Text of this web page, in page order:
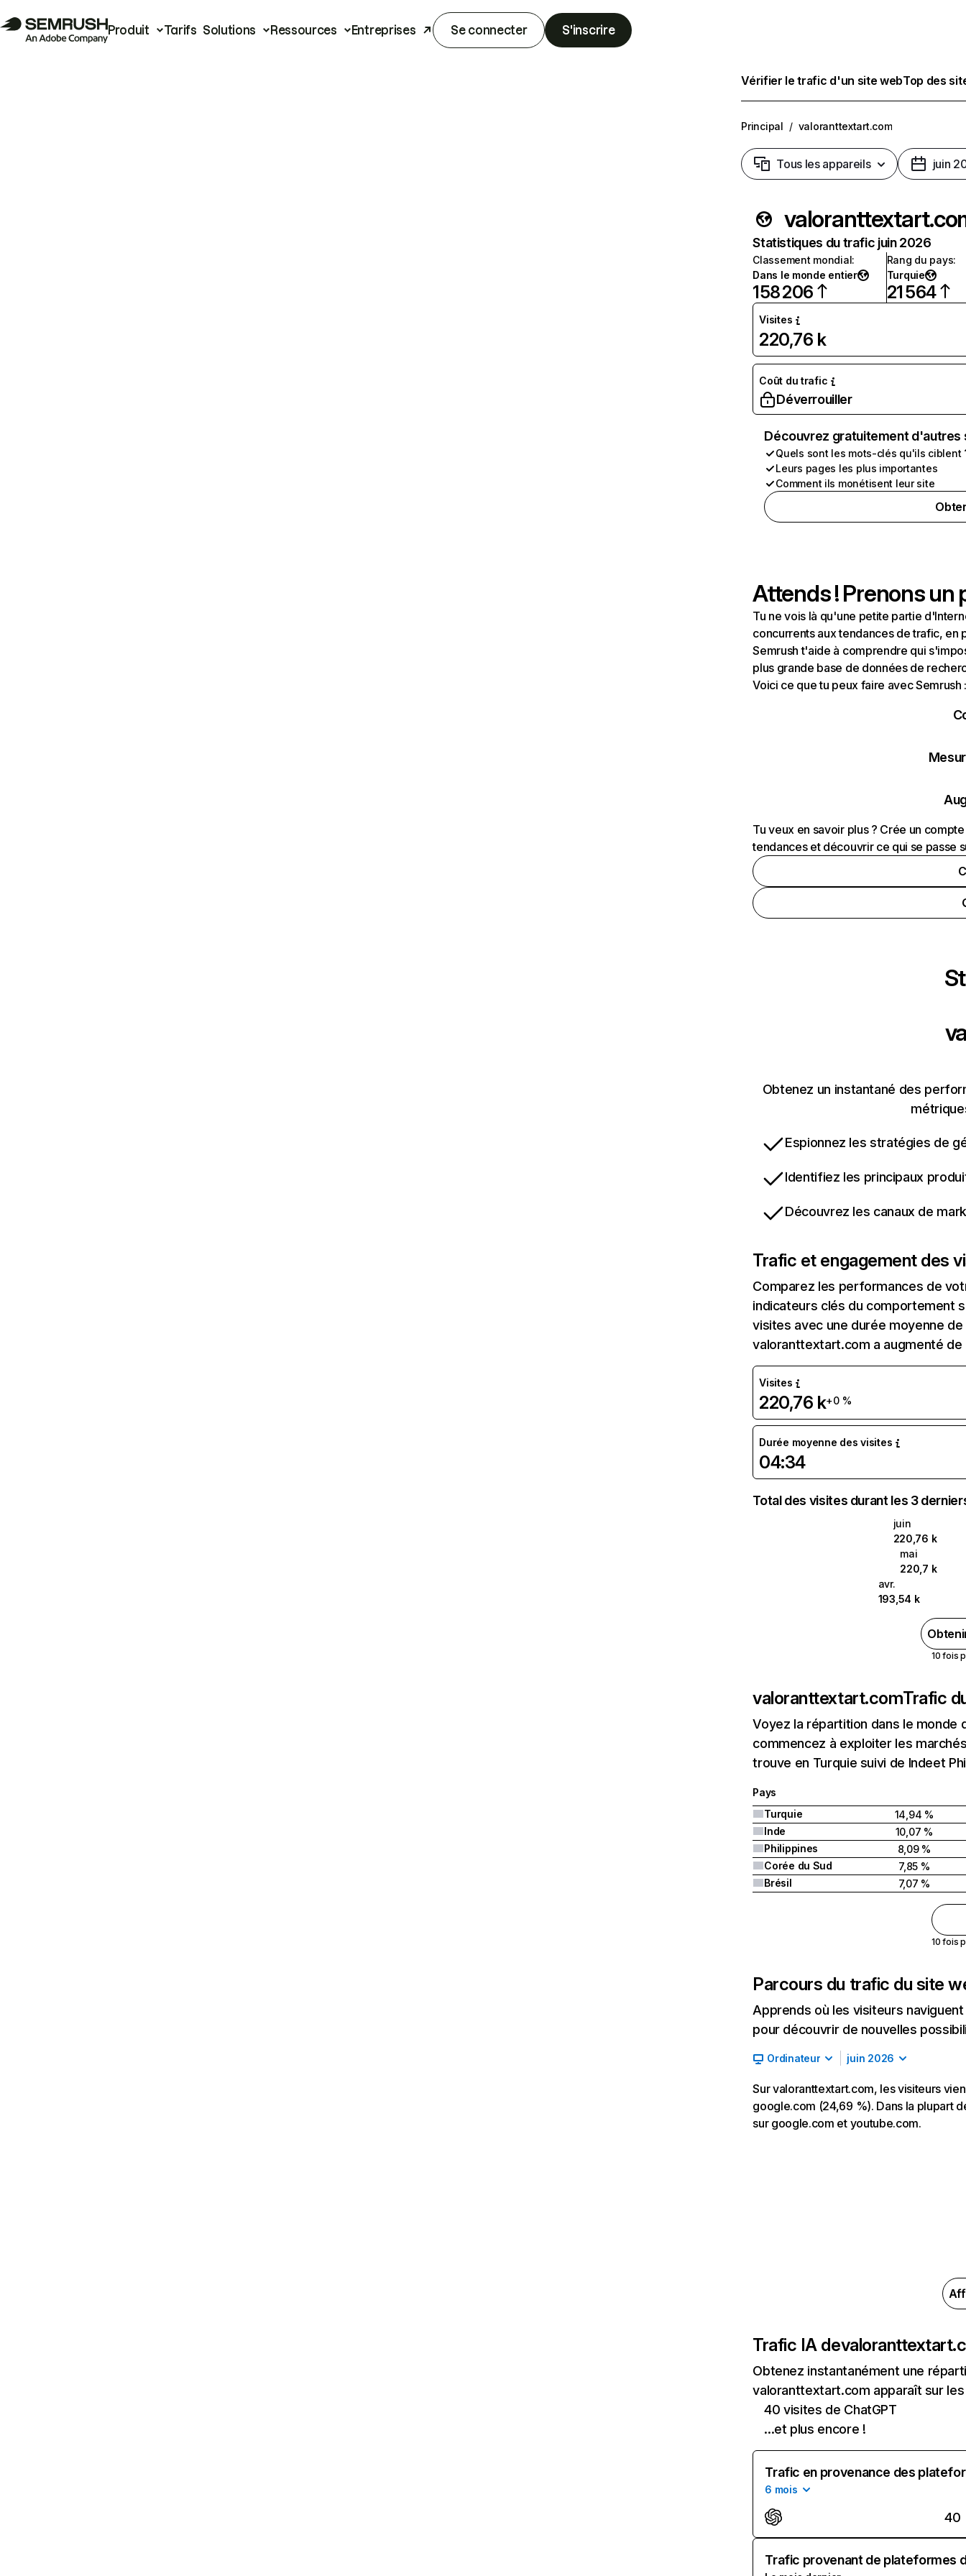
Produit Tarifs Solutions Ressources Entreprises Se connecter S'inscrire
Vérifier le trafic d'un site webTop des
Principal / valoranttextart.com
Tous les appareils juin
Statistiques du trafic juin 2026
Classement mondial:
Dans le monde entier
158 206
Rang du pays:
Turquie
21 564
Visites
220,76 k
Coût du trafic
Déverrouiller
Découvrez gratuitement
Quels sont les mots-clés qu'ils ciblent
Leurs pages les plus importantes
Comment ils monétisent leur site
Attends ! Prenons un
Tu ne vois là qu'une petite partie
concurrents aux tendances de trafic, en
Semrush t'aide à comprendre qui
plus grande base de données de
Voici ce que tu peux faire avec Semrush
Tu veux en savoir plus ? Crée un
tendances et découvrir ce qui se passe
Obtenez un instantané des
Espionnez les stratégies de
Identifiez les principaux
Découvrez les canaux de
Trafic et engagement des
Comparez les performances de
indicateurs clés du comportement
visites avec une durée moyenne
valoranttextart.com a augmenté
Visites
220,76 k+0 %
Durée moyenne des visites
04:34
Total des visites durant les 3
juin
220,76 k
mai
220,7 k
avr.
193,54 k
10 fois
valoranttextart.comTrafic
Voyez la répartition dans le
commencez à exploiter les
trouve en Turquie suivi de Indeet
Pays
Turquie
14,94 %
Inde
10,07 %
Philippines
8,09 %
Corée du Sud
7,85 %
Brésil
7,07 %
10 fois
Parcours du trafic du site
Apprends où les visiteurs
pour découvrir de nouvelles
Ordinateur juin 2026
Sur valoranttextart.com, les visiteurs
google.com (24,69 %). Dans la plupart
sur google.com et youtube.com.
Trafic IA de
Obtenez instantanément une
valoranttextart.com apparaît sur
40 visites de ChatGPT
...et plus encore !
Trafic en provenance des
6 mois
40
Trafic provenant de plateformes